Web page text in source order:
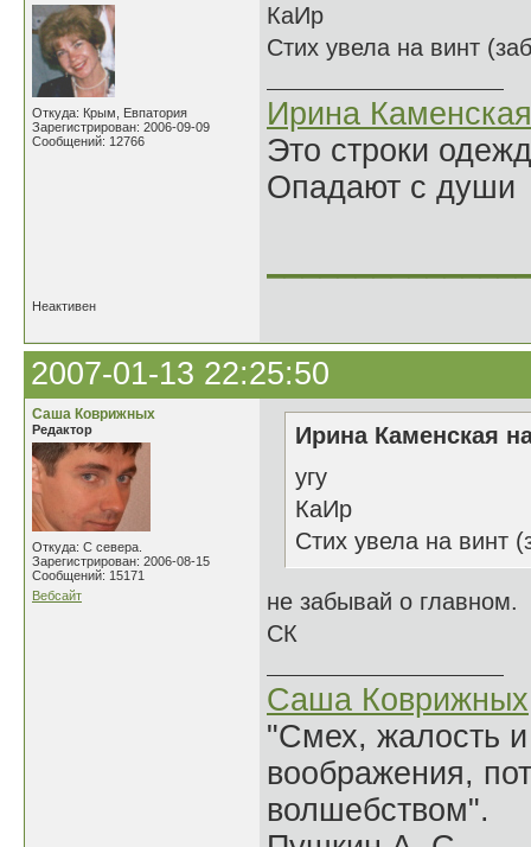
Откуда: Крым, Евпатория
Зарегистрирован: 2006-09-09
Сообщений: 12766
КаИр
Стих увела на винт
Ирина Каменская
Это строки
Опадают с души
Неактивен
2007-01-13 22:25:50
Саша Коврижных
Редактор
Откуда: С севера.
Зарегистрирован: 2006-08-15
Сообщений: 15171
Вебсайт
Ирина Каменская
угу
КаИр
Стих увела на винт
не забывай о главном.
СК
Саша Коврижных
"Смех, жалость
воображения,
волшебством".